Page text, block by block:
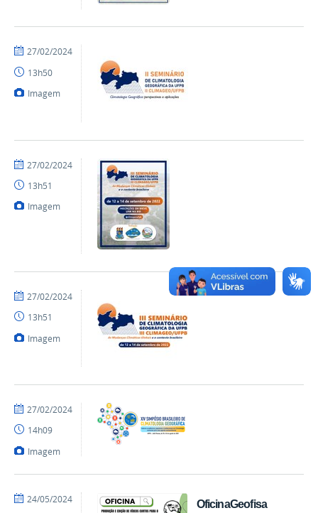
por
publicado
27/02/2024
13h50
Imagem
por
publicado
27/02/2024
13h51
Imagem
por
publicado
27/02/2024
13h51
Imagem
por
publicado
27/02/2024
14h09
Imagem
OficinaGeofisa
por
publicado
24/05/2024